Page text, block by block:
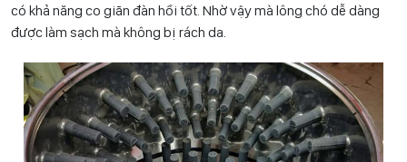
có khả năng co giãn đàn hồi tốt. Nhờ vậy mà lông chó dễ dàng
được làm sạch mà không bị rách da.